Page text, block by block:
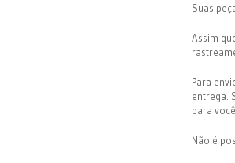
Suas
Assim
Para
entrega.
para
Não é